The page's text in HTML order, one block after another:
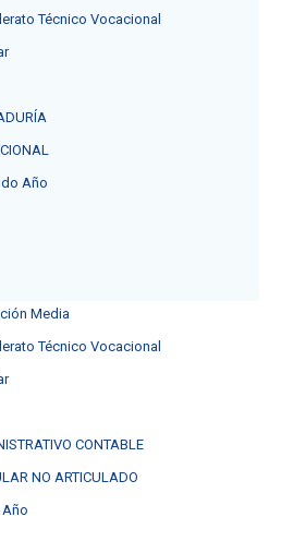
Técnico Vocacional
Año
Media
Técnico Vocacional
CONTABLE
NO ARTICULADO
Año